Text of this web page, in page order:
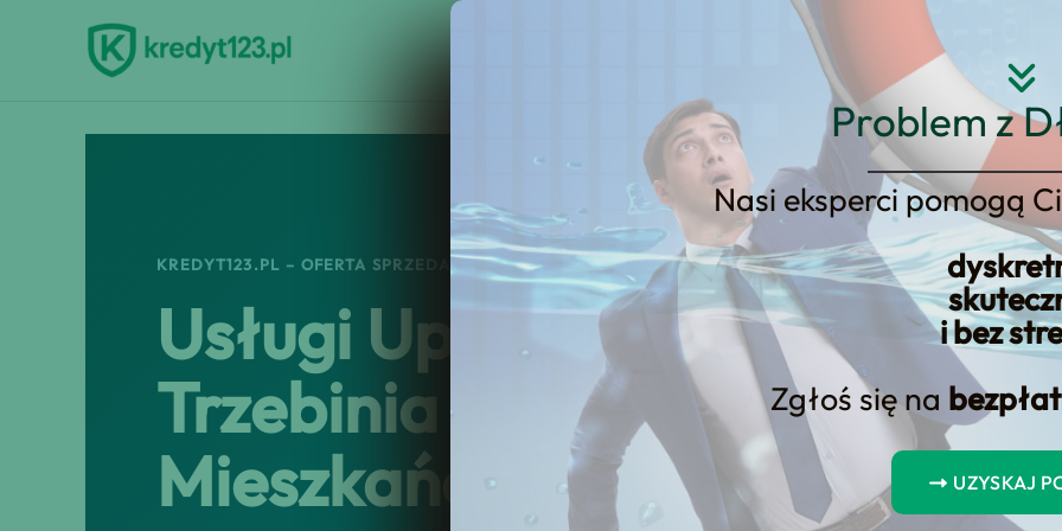
Problem z
Nasi eksperci pomogą
i bez
Zgłoś się na
UZYSKAJ
Strona główna O nas
KREDYT123.PL – OFERTA SPRZEDAŻOWA
Usługi Upadłości
Trzebinia – Sprawdź Naszą
Mieszkańców!